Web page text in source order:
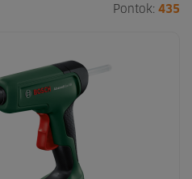
Pontok: 435